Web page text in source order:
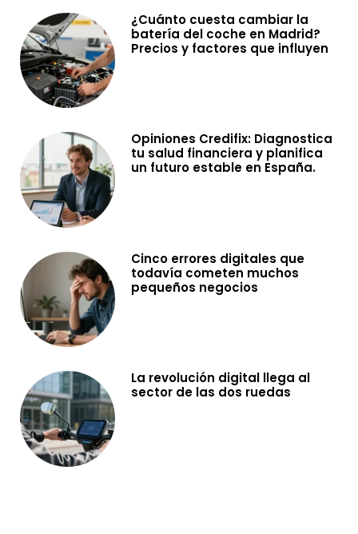
¿Cuánto cuesta cambiar la
batería del coche en Madrid?
Precios y factores que influyen
Opiniones Credifix: Diagnostica
tu salud financiera y planifica
un futuro estable en España.
Cinco errores digitales que
todavía cometen muchos
pequeños negocios
La revolución digital llega al
sector de las dos ruedas